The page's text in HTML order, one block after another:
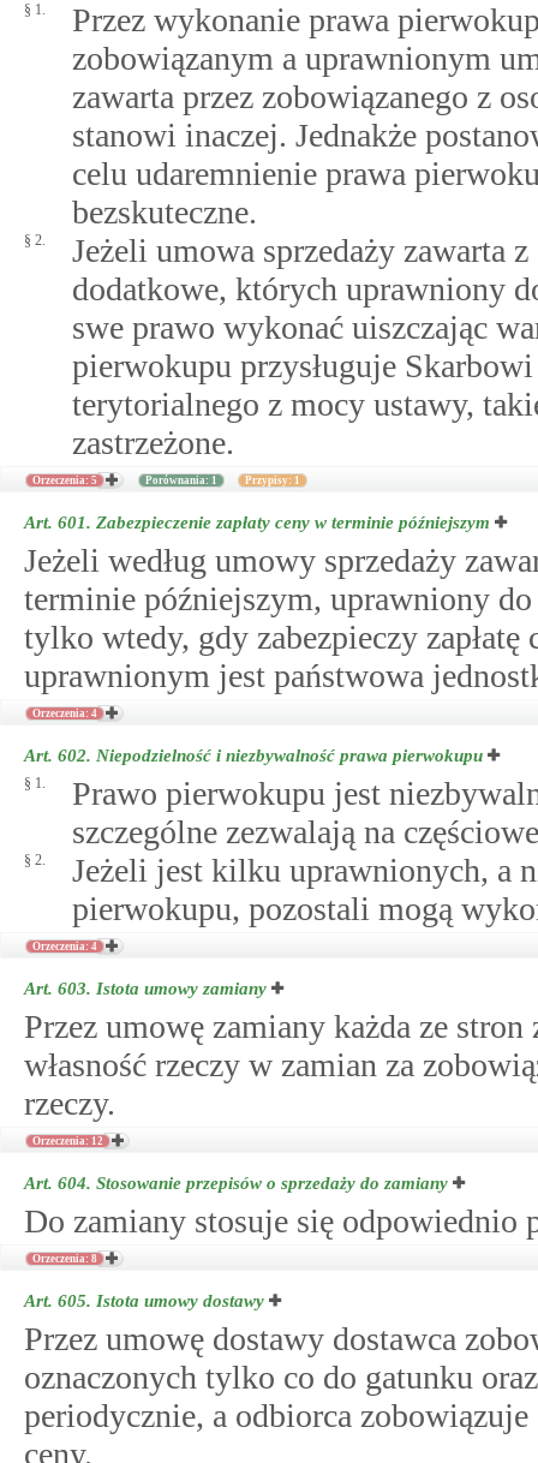
§ 1.
Przez wykonanie prawa
zobowiązanym a uprawnionym
zawarta przez zobowiązanego z
stanowi inaczej. Jednakże
celu udaremnienie prawa
bezskuteczne.
§ 2.
Jeżeli umowa sprzedaży zawarta
dodatkowe, których uprawniony
swe prawo wykonać uiszczając
pierwokupu przysługuje
terytorialnego z mocy ustawy,
zastrzeżone.
Orzeczenia: 5 Porównania: 1 Przypisy: 1
Art. 601. Zabezpieczenie zapłaty ceny w terminie późniejszym
Jeżeli według umowy sprzedaży
terminie późniejszym, uprawniony
tylko wtedy, gdy zabezpieczy
uprawnionym jest państwowa
Orzeczenia: 4
Art. 602. Niepodzielność i niezbywalność prawa pierwokupu
§ 1.
Prawo pierwokupu jest
szczególne zezwalają na
§ 2.
Jeżeli jest kilku uprawnionych, a
pierwokupu, pozostali mogą
Orzeczenia: 4
Art. 603. Istota umowy zamiany
Przez umowę zamiany każda ze
własność rzeczy w zamian za
rzeczy.
Orzeczenia: 12
Art. 604. Stosowanie przepisów o sprzedaży do zamiany
Do zamiany stosuje się odpowiednio
Orzeczenia: 8
Art. 605. Istota umowy dostawy
Przez umowę dostawy dostawca
oznaczonych tylko co do gatunku
periodycznie, a odbiorca
ceny.